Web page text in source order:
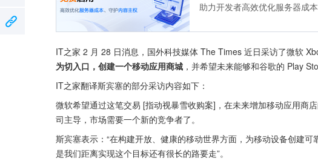
助力开发者高效优化服务器成
IT之家 2 月 28 日消息，国外科技媒体 The Times 近日采访了微软
为切入口，创建一个移动应用商城 ，并希望未来能够和谷歌的 Play
IT之家翻译斯宾塞的部分采访内容如下：
微软希望通过这笔交易 [指动视暴雪收购案]，在未来增加移动应用商
司主导，市场需要一个新的竞争者了。
斯宾塞表示：“在构建开放、健康的移动世界方面，为移动设备创建可
是我们距离实现这个目标还有很长的路要走”。